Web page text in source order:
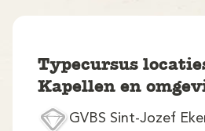
Typecursus
Kapellen en
GVBS Sint-Jozef